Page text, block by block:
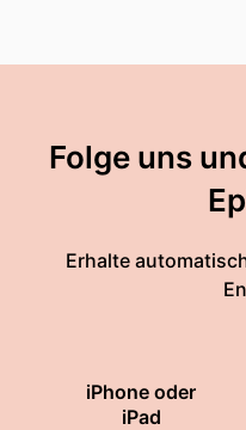
Folge uns
Erhalte
iPhone oder
iPad